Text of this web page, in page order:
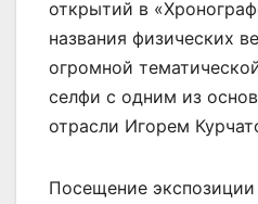
открытий в
названия физических
огромной
селфи с одним из
отрасли Игорем
Посещение